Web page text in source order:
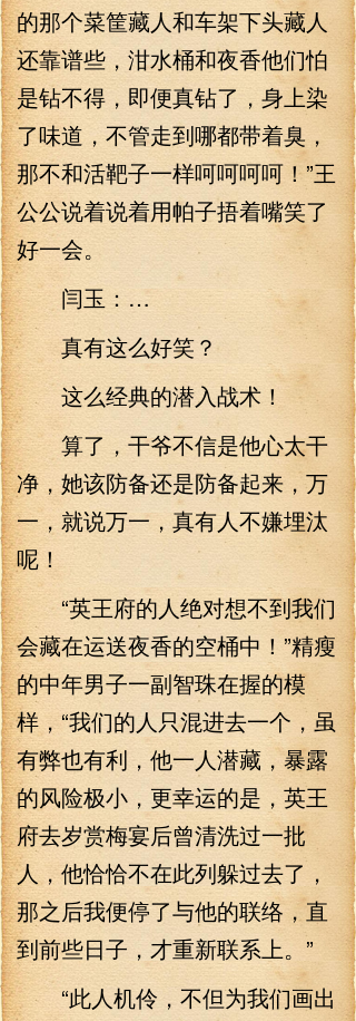
的那个菜筐藏人和车架下头藏人
还靠谱些，泔水桶和夜香他们怕
是钻不得，即便真钻了，身上染
了味道，不管走到哪都带着臭，
那不和活靶子一样呵呵呵呵！”王
公公说着说着用帕子捂着嘴笑了
好一会。
闫玉：…
真有这么好笑？
这么经典的潜入战术！
算了，干爷不信是他心太干
净，她该防备还是防备起来，万
一，就说万一，真有人不嫌埋汰
呢！
“英王府的人绝对想不到我们
会藏在运送夜香的空桶中！”精瘦
的中年男子一副智珠在握的模
样，“我们的人只混进去一个，虽
有弊也有利，他一人潜藏，暴露
的风险极小，更幸运的是，英王
府去岁赏梅宴后曾清洗过一批
人，他恰恰不在此列躲过去了，
那之后我便停了与他的联络，直
到前些日子，才重新联系上。”
“此人机伶，不但为我们画出